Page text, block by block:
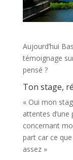
Aujourd’hui
témoignage
pensé ?
Ton stage,
« Oui mon
attentes
concernant
part car ce
assez »